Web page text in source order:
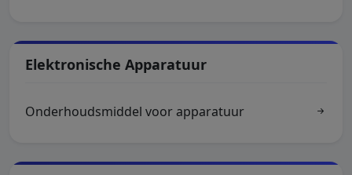
Elektronische Apparatuur
Onderhoudsmiddel voor apparatuur